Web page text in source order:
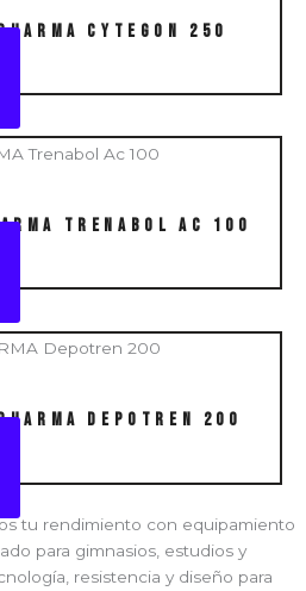
Cytegon 250
Trenabol Ac 100
Depotren 200
tu rendimiento con equipamiento
para gimnasios, estudios y
resistencia y diseño para